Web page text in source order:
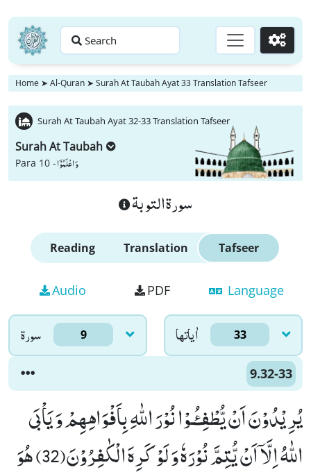
Search Go
Home ➤ Al-Quran ➤ Surah At Taubah Ayat 33 Translation Tafseer
Surah At Taubah Ayat 32-33 Translation Tafseer
Surah At Taubah
Para 10 -وَ اعْلَمُوْۤا
سورة التوبة
Reading Translation Tafseer
Audio PDF Language
سورۃ 9 اٰياتها 33
9.32-33
یُرِیْدُوْنَ اَنْ یُّطْفِـٴُـوْا نُوْرَ اللّٰهِ بِاَفْوَاهِهِمْ وَ یَاْبَى
اللّٰهُ اِلَّاۤ اَنْ یُّتِمَّ نُوْرَهٗ وَ لَوْ كَرِهَ الْكٰفِرُوْنَ(32) هُوَ